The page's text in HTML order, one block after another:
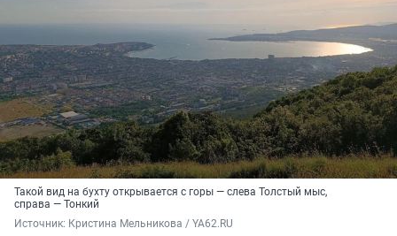
Такой вид на бухту открывается с горы — слева Толстый мыс,
справа — Тонкий
Источник: Кристина Мельникова / YA62.RU